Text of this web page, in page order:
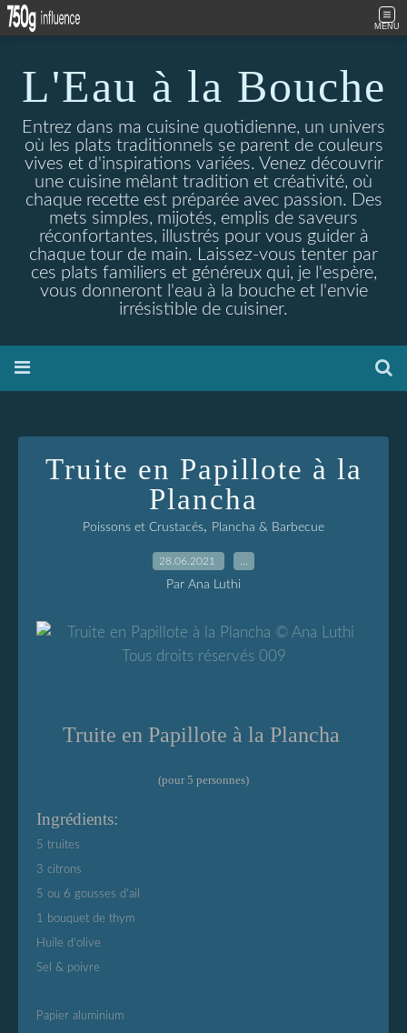
MENU
L'Eau à la Bouche
Entrez dans ma cuisine quotidienne, un univers
où les plats traditionnels se parent de couleurs
vives et d'inspirations variées. Venez découvrir
une cuisine mêlant tradition et créativité, où
chaque recette est préparée avec passion. Des
mets simples, mijotés, emplis de saveurs
réconfortantes, illustrés pour vous guider à
chaque tour de main. Laissez-vous tenter par
ces plats familiers et généreux qui, je l'espère,
vous donneront l'eau à la bouche et l'envie
irrésistible de cuisiner.
Truite en Papillote à la
Plancha
Poissons et Crustacés, Plancha & Barbecue
28.06.2021
Par Ana Luthi
Truite en Papillote à la Plancha
(pour 5 personnes)
Ingrédients:
5 truites
3 citrons
5 ou 6 gousses d'ail
1 bouquet de thym
Huile d'olive
Sel & poivre
Papier aluminium